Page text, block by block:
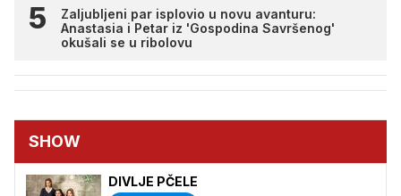
Zaljubljeni par isplovio u novu avanturu:
Anastasia i Petar iz 'Gospodina Savršenog'
okušali se u ribolovu
SHOW
DIVLJE PČELE